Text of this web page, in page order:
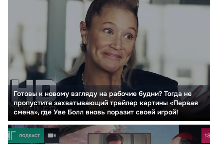
Готовы к новому взгляду на рабочие будни? Тогда не
пропустите захватывающий трейлер картины «Первая
смена», где Уве Болл вновь поразит своей игрой!